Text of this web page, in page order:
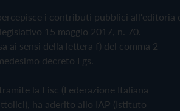
i contributi pubblici all'editoria
15 maggio 2017, n. 70.
ai sensi della lettera f) del comma 2
decreto Lgs.
la Fisc (Federazione Italiana
ha aderito allo IAP (Istituto